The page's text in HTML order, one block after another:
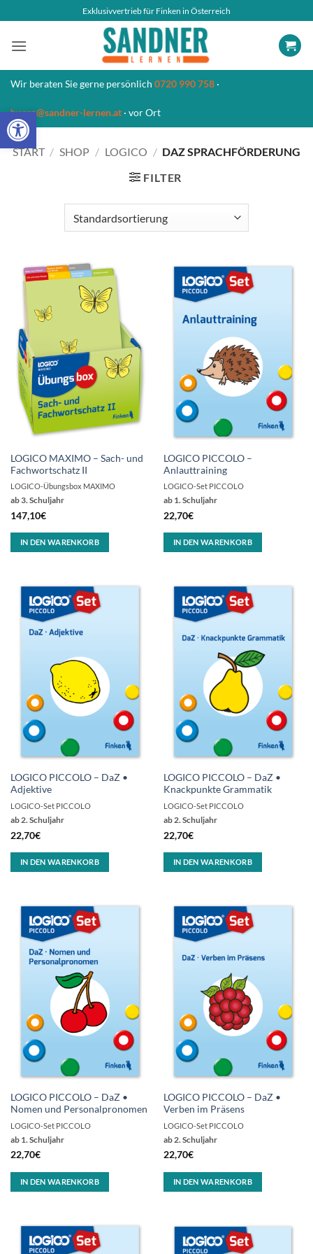
Open toolbar
Inhalt
springen
Exklusivvertrieb für Finken in Österreich
Wir beraten Sie gerne persönlich 0720 990 758 ·
buero@sandner-lernen.at · vor Ort
START / SHOP / LOGICO / DAZ SPRACHFÖRDERUNG
FILTER
LOGICO MAXIMO – Sach- und
Fachwortschatz II
ab 3. Schuljahr
147,10€
LOGICO-Übungsbox MAXIMO
IN DEN WARENKORB
LOGICO PICCOLO –
Anlauttraining
ab 1. Schuljahr
22,70€
LOGICO-Set PICCOLO
IN DEN WARENKORB
LOGICO PICCOLO – DaZ •
Adjektive
ab 2. Schuljahr
22,70€
LOGICO-Set PICCOLO
IN DEN WARENKORB
LOGICO PICCOLO – DaZ •
Knackpunkte Grammatik
ab 2. Schuljahr
22,70€
LOGICO-Set PICCOLO
IN DEN WARENKORB
LOGICO PICCOLO – DaZ •
Nomen und Personalpronomen
ab 1. Schuljahr
22,70€
LOGICO-Set PICCOLO
IN DEN WARENKORB
LOGICO PICCOLO – DaZ •
Verben im Präsens
ab 2. Schuljahr
22,70€
LOGICO-Set PICCOLO
IN DEN WARENKORB